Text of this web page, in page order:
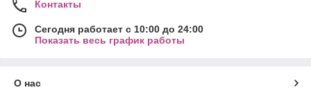
Контакты
Сегодня работает с 10:00 до 24:00
Показать весь график работы
О нас